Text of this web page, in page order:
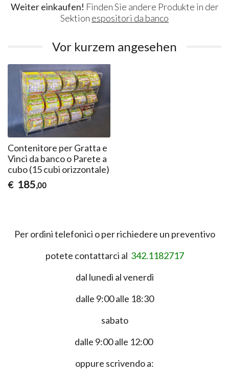
Weiter einkaufen! Finden Sie andere Produkte in der
Sektion espositori da banco
Vor kurzem angesehen
Contenitore per Gratta e
Vinci da banco o Parete a
cubo (15 cubi orizzontale)
€ 185,00
Per ordini telefonici o per richiedere un preventivo
potete contattarci al 342.1182717
dal lunedì al venerdì
dalle 9:00 alle 18:30
sabato
dalle 9:00 alle 12:00
oppure scrivendo a: